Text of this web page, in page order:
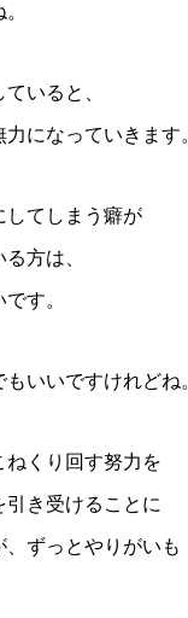
いると、
になっていきます
してしまう癖が
方は、
す。
いいですけれどね
くり回す努力を
き受けることに
ずっとやりがいも